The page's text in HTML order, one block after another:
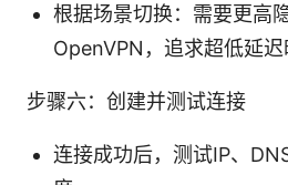
根据场景切换：需要更高
OpenVPN，追求超低延迟
步骤六：创建并测试连接
连接成功后，测试IP、